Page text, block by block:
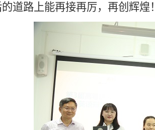
道路上能再接再厉，再创辉煌！